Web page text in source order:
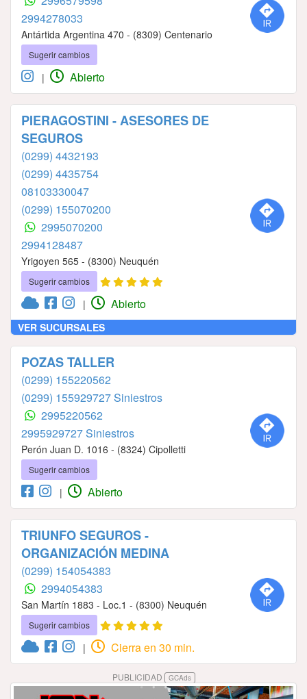
2994278033
Antártida Argentina 470 - (8309) Centenario
Sugerir cambios
| Abierto
PIERAGOSTINI - ASESORES DE
SEGUROS
(0299) 4432193
(0299) 4435754
08103330047
(0299) 155070200
2995070200
2994128487
Yrigoyen 565 - (8300) Neuquén
Sugerir cambios
| Abierto
VER SUCURSALES
POZAS TALLER
(0299) 155220562
(0299) 155929727 Siniestros
2995220562
2995929727 Siniestros
Perón Juan D. 1016 - (8324) Cipolletti
Sugerir cambios
| Abierto
TRIUNFO SEGUROS -
ORGANIZACIÓN MEDINA
(0299) 154054383
2994054383
San Martín 1883 - Loc.1 - (8300) Neuquén
Sugerir cambios
| Cierra en 30 min.
PUBLICIDAD GCAds